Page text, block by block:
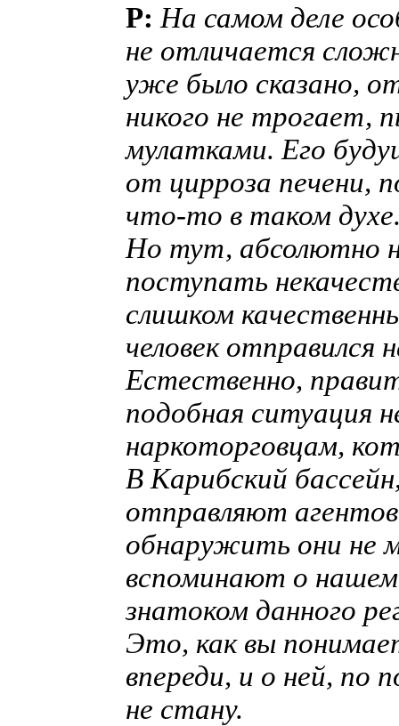
P: На самом деле
не отличается
уже было сказано,
никого не трогает,
мулатками. Его
от цирроза печени,
что-то в таком
Но тут, абсолютно
поступать
слишком
человек отправился
Естественно,
подобная ситуация
наркоторговцам,
В Карибский
отправляют
обнаружить они не
вспоминают о нашем
знатоком данного
Это, как вы
впереди, и о ней, по
не стану.